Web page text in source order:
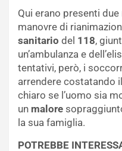
Qui erano presenti
manovre di
sanitario del 118,
un’ambulanza e
tentativi, però, i
arrendere costatando il
chiaro se l’uomo sia
un malore
la sua famiglia.
POTREBBE